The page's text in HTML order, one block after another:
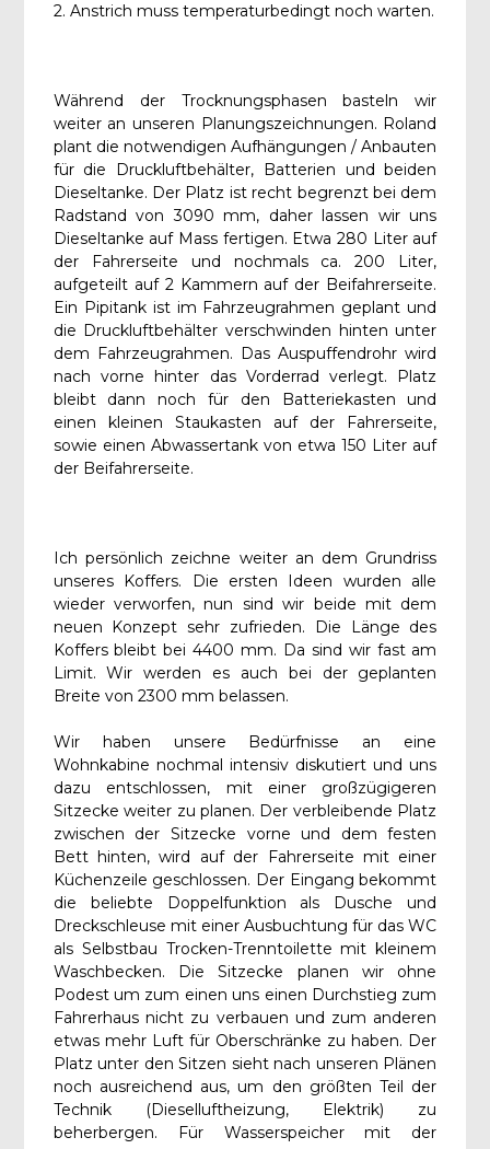
2. Anstrich muss temperaturbedingt noch warten.
Während der Trocknungsphasen basteln wir
weiter an unseren Planungszeichnungen. Roland
plant die notwendigen Aufhängungen / Anbauten
für die Druckluftbehälter, Batterien und beiden
Dieseltanke. Der Platz ist recht begrenzt bei dem
Radstand von 3090 mm, daher lassen wir uns
Dieseltanke auf Mass fertigen. Etwa 280 Liter auf
der Fahrerseite und nochmals ca. 200 Liter,
aufgeteilt auf 2 Kammern auf der Beifahrerseite.
Ein Pipitank ist im Fahrzeugrahmen geplant und
die Druckluftbehälter verschwinden hinten unter
dem Fahrzeugrahmen. Das Auspuffendrohr wird
nach vorne hinter das Vorderrad verlegt. Platz
bleibt dann noch für den Batteriekasten und
einen kleinen Staukasten auf der Fahrerseite,
sowie einen Abwassertank von etwa 150 Liter auf
der Beifahrerseite.
Ich persönlich zeichne weiter an dem Grundriss
unseres Koffers. Die ersten Ideen wurden alle
wieder verworfen, nun sind wir beide mit dem
neuen Konzept sehr zufrieden. Die Länge des
Koffers bleibt bei 4400 mm. Da sind wir fast am
Limit. Wir werden es auch bei der geplanten
Breite von 2300 mm belassen.
Wir haben unsere Bedürfnisse an eine
Wohnkabine nochmal intensiv diskutiert und uns
dazu entschlossen, mit einer großzügigeren
Sitzecke weiter zu planen. Der verbleibende Platz
zwischen der Sitzecke vorne und dem festen
Bett hinten, wird auf der Fahrerseite mit einer
Küchenzeile geschlossen. Der Eingang bekommt
die beliebte Doppelfunktion als Dusche und
Dreckschleuse mit einer Ausbuchtung für das WC
als Selbstbau Trocken-Trenntoilette mit kleinem
Waschbecken. Die Sitzecke planen wir ohne
Podest um zum einen uns einen Durchstieg zum
Fahrerhaus nicht zu verbauen und zum anderen
etwas mehr Luft für Oberschränke zu haben. Der
Platz unter den Sitzen sieht nach unseren Plänen
noch ausreichend aus, um den größten Teil der
Technik (Dieselluftheizung, Elektrik) zu
beherbergen. Für Wasserspeicher mit der